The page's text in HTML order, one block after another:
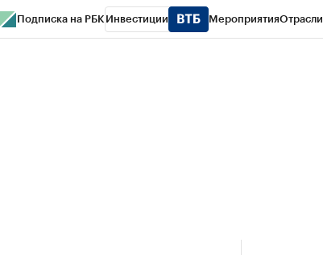
Подписка на РБК Инвестиции МероприятияОтрасли